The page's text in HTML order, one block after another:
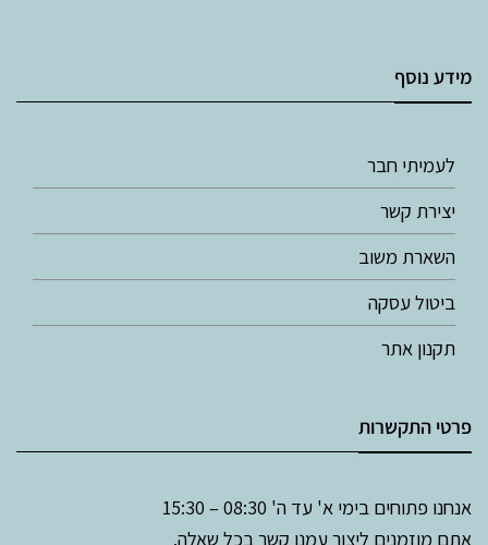
מידע נוסף
לעמיתי חבר
יצירת קשר
השארת משוב
ביטול עסקה
תקנון אתר
פרטי התקשרות
אנחנו פתוחים בימי א' עד ה' 08:30 – 15:30
אתם מוזמנים ליצור עמנו קשר בכל שאלה.